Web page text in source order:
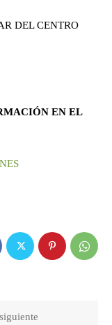
DEL CENTRO
EN EL